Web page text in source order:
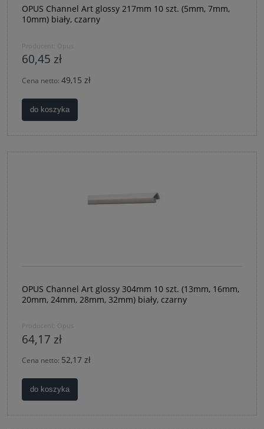
OPUS Channel Art glossy 217mm 10 szt. (5mm, 7mm,
10mm) biały, czarny
Producent: Opus
60,45 zł
Cena netto: 49,15 zł
do koszyka
OPUS Channel Art glossy 304mm 10 szt. (13mm, 16mm,
20mm, 24mm, 28mm, 32mm) biały, czarny
Producent: Opus
64,17 zł
Cena netto: 52,17 zł
do koszyka